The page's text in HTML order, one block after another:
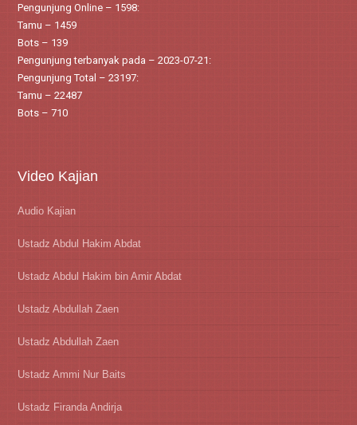
Pengunjung Online – 1598:
Tamu – 1459
Bots – 139
Pengunjung terbanyak pada – 2023-07-21:
Pengunjung Total – 23197:
Tamu – 22487
Bots – 710
Video Kajian
Audio Kajian
Ustadz Abdul Hakim Abdat
Ustadz Abdul Hakim bin Amir Abdat
Ustadz Abdullah Zaen
Ustadz Abdullah Zaen
Ustadz Ammi Nur Baits
Ustadz Firanda Andirja